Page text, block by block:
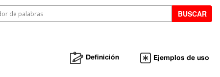
Definición Ejemplos de uso